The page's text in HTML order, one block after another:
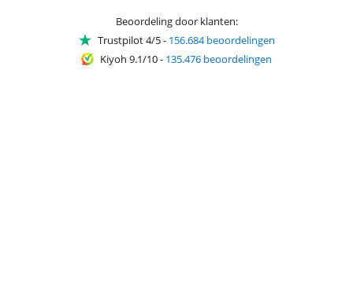
Beoordeling door klanten:
Trustpilot 4/5- 156.684 beoordelingen
Kiyoh 9.1/10- 135.476 beoordelingen